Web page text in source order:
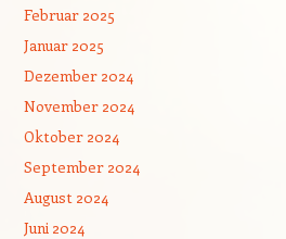
Februar 2025
Januar 2025
Dezember 2024
November 2024
Oktober 2024
September 2024
August 2024
Juni 2024